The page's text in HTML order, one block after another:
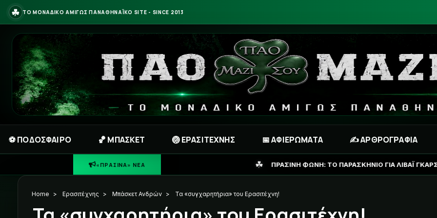
☘ ΤΟ ΜΟΝΑΔΙΚΟ ΑΜΙΓΩΣ ΠΑΝΑΘΗΝΑΪΚΟ SITE - SINCE 2013
⚽ ΠΟΔΟΣΦΑΙΡΟ 🏀 ΜΠΑΣΚΕΤ 🏐 ΕΡΑΣΙΤΕΧΝΗΣ 📅 ΑΦΙΕΡΩΜΑΤΑ ✍️ ΑΡΘΡΟΓΡΑΦΙΑ
«ΠΡΑΣΙΝΑ» ΝΕΑ ΠΡΑΣΙΝΗ ΦΩΝΗ: ΤΟ ΠΑΡΑΣΚΗΝΙΟ ΓΙΑ ΛΙΒΑΪ ΓΚΑΡΣΙΑ ΚΑΙ ΤΟ ΣΕΝΑΡΙΟ
Home > Ερασιτέχνης > Μπάσκετ Ανδρών > Τα «συγχαρητήρια» του Ερασιτέχνη!